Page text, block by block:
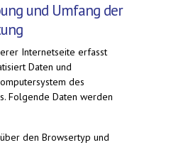
und Umfang der
Internetseite erfasst
Daten und
des
Folgende Daten werden
den Browsertyp und